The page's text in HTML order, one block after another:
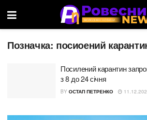
Позначка: посиоений
Посилений карантин
з 8 до 24 січня
BY ОСТАП ПЕТРЕНКО